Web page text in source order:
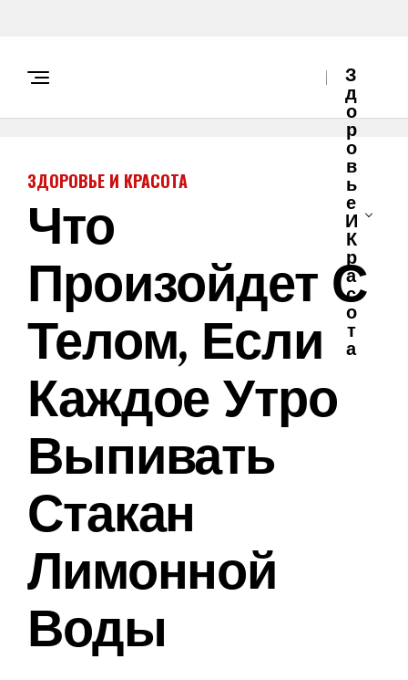
З
Д
О
Р
О
В
Ь
Е
И
К
Р
А
С
О
Т
А
ЗДОРОВЬЕ И КРАСОТА
Что
Произойдет С
Телом, Если
Каждое Утро
Выпивать
Стакан
Лимонной
Воды